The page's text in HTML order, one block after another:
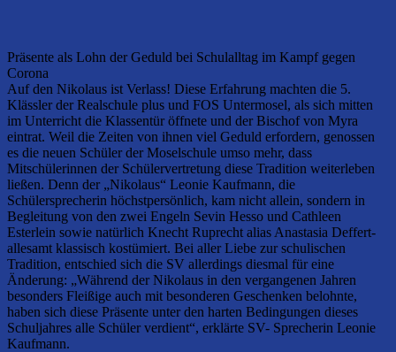
Präsente als Lohn der Geduld bei Schulalltag im Kampf gegen
Corona
Auf den Nikolaus ist Verlass! Diese Erfahrung machten die 5.
Klässler der Realschule plus und FOS Untermosel, als sich mitten
im Unterricht die Klassentür öffnete und der Bischof von Myra
eintrat. Weil die Zeiten von ihnen viel Geduld erfordern, genossen
es die neuen Schüler der Moselschule umso mehr, dass
Mitschülerinnen der Schülervertretung diese Tradition weiterleben
ließen. Denn der „Nikolaus“ Leonie Kaufmann, die
Schülersprecherin höchstpersönlich, kam nicht allein, sondern in
Begleitung von den zwei Engeln Sevin Hesso und Cathleen
Esterlein sowie natürlich Knecht Ruprecht alias Anastasia Deffert-
allesamt klassisch kostümiert. Bei aller Liebe zur schulischen
Tradition, entschied sich die SV allerdings diesmal für eine
Änderung: „Während der Nikolaus in den vergangenen Jahren
besonders Fleißige auch mit besonderen Geschenken belohnte,
haben sich diese Präsente unter den harten Bedingungen dieses
Schuljahres alle Schüler verdient“, erklärte SV- Sprecherin Leonie
Kaufmann.